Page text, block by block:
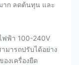
าก ลดต้นทุน และ
ฟฟ้า 100-240V
มารถปรับได้อย่าง
งเครื่องยืด